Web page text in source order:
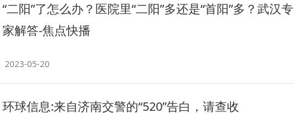
“二阳”了怎么办？医院里“二阳”多还是“首阳”多？武汉专
家解答-焦点快播
2023-05-20
环球信息:来自济南交警的“520”告白，请查收